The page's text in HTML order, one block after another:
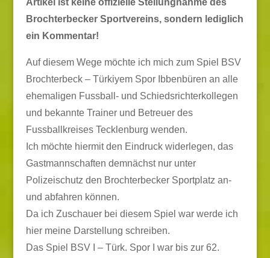
Artikel ist keine offizielle Stellungnahme des
Brochterbecker Sportvereins, sondern lediglich
ein Kommentar!
Auf diesem Wege möchte ich mich zum Spiel BSV
Brochterbeck – Türkiyem Spor Ibbenbüren an alle
ehemaligen Fussball- und Schiedsrichterkollegen
und bekannte Trainer und Betreuer des
Fussballkreises Tecklenburg wenden.
Ich möchte hiermit den Eindruck widerlegen, das
Gastmannschaften demnächst nur unter
Polizeischutz den Brochterbecker Sportplatz an-
und abfahren können.
Da ich Zuschauer bei diesem Spiel war werde ich
hier meine Darstellung schreiben.
Das Spiel BSV I – Türk. Spor I war bis zur 62.